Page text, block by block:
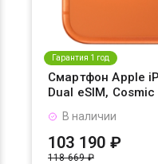
Гарантия 1 год
Смартфон Apple
Dual eSIM, Cosmic
В наличии
103 190 ₽
118 669 ₽